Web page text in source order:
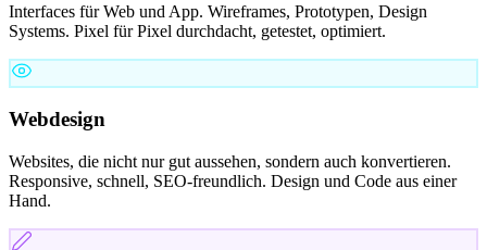
Interfaces für Web und App. Wireframes, Prototypen, Design
Systems. Pixel für Pixel durchdacht, getestet, optimiert.
Webdesign
Websites, die nicht nur gut aussehen, sondern auch konvertieren.
Responsive, schnell, SEO-freundlich. Design und Code aus einer
Hand.